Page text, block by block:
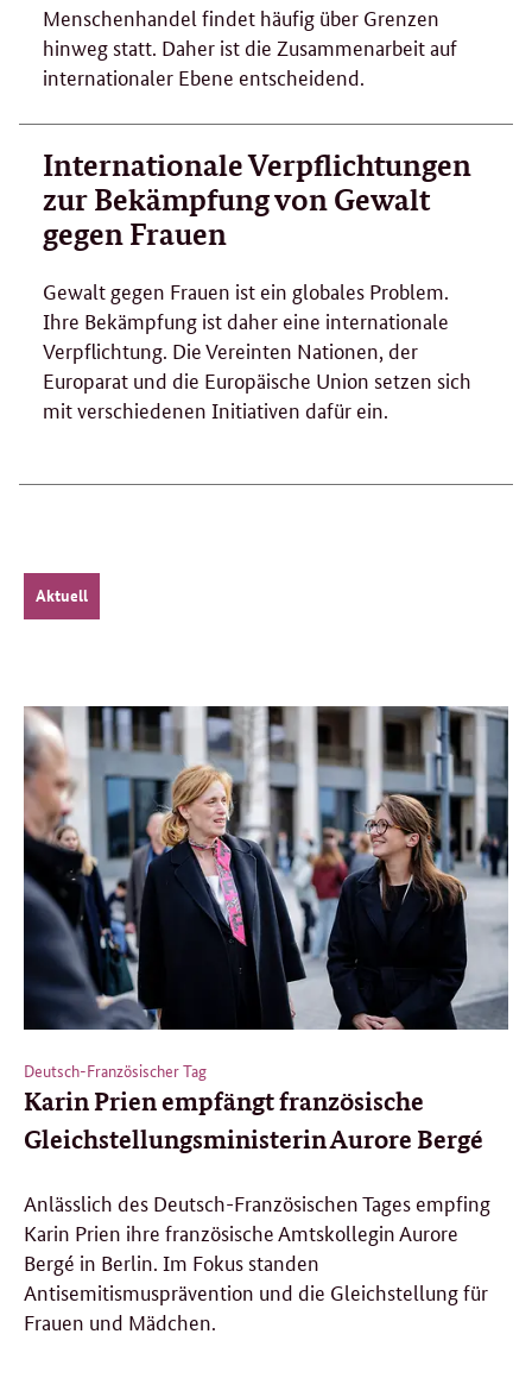
Menschenhandel findet häufig über Grenzen
hinweg statt. Daher ist die Zusammenarbeit auf
internationaler Ebene entscheidend.
Internationale Verpflichtungen
zur Bekämpfung von Gewalt
gegen Frauen
Gewalt gegen Frauen ist ein globales Problem.
Ihre Bekämpfung ist daher eine internationale
Verpflichtung. Die Vereinten Nationen, der
Europarat und die Europäische Union setzen sich
mit verschiedenen Initiativen dafür ein.
Aktuell
Deutsch-Französischer Tag
Karin Prien empfängt französische
Gleichstellungsministerin Aurore Bergé
Anlässlich des Deutsch-Französischen Tages empfing
Karin Prien ihre französische Amtskollegin Aurore
Bergé in Berlin. Im Fokus standen
Antisemitismusprävention und die Gleichstellung für
Frauen und Mädchen.